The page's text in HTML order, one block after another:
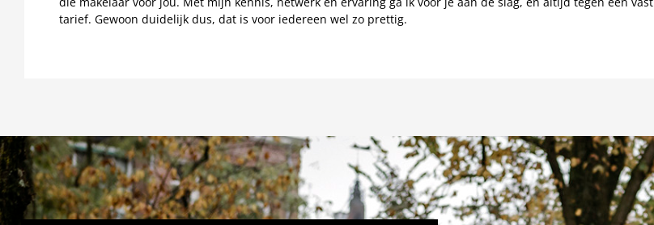
tarief. Gewoon duidelijk dus, dat is voor iedereen wel zo prettig.